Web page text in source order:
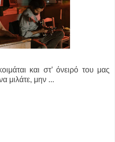
και στ’ όνειρό του μας
μιλάτε, μην ...